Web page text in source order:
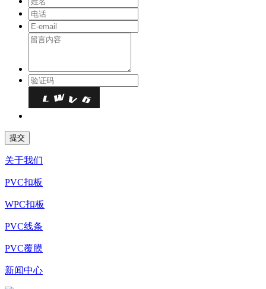
关于我们
PVC扣板
WPC扣板
PVC线条
PVC覆膜
新闻中心